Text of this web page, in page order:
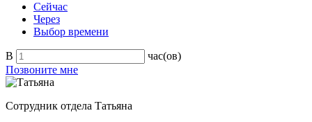
Сейчас
Через
Выбор времени
В
час(ов)
Позвоните мне
Сотрудник отдела Татьяна